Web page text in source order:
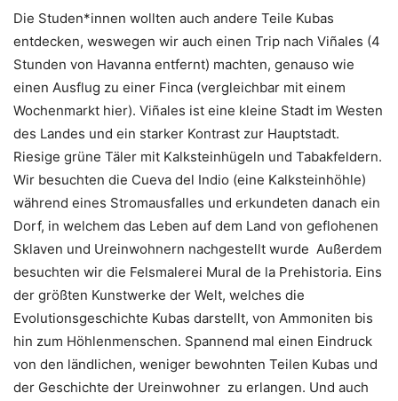
Die Studen*innen wollten auch andere Teile Kubas
entdecken, weswegen wir auch einen Trip nach Viñales (4
Stunden von Havanna entfernt) machten, genauso wie
einen Ausflug zu einer Finca (vergleichbar mit einem
Wochenmarkt hier). Viñales ist eine kleine Stadt im Westen
des Landes und ein starker Kontrast zur Hauptstadt.
Riesige grüne Täler mit Kalksteinhügeln und Tabakfeldern.
Wir besuchten die Cueva del Indio (eine Kalksteinhöhle)
während eines Stromausfalles und erkundeten danach ein
Dorf, in welchem das Leben auf dem Land von geflohenen
Sklaven und Ureinwohnern nachgestellt wurde Außerdem
besuchten wir die Felsmalerei Mural de la Prehistoria. Eins
der größten Kunstwerke der Welt, welches die
Evolutionsgeschichte Kubas darstellt, von Ammoniten bis
hin zum Höhlenmenschen. Spannend mal einen Eindruck
von den ländlichen, weniger bewohnten Teilen Kubas und
der Geschichte der Ureinwohner zu erlangen. Und auch